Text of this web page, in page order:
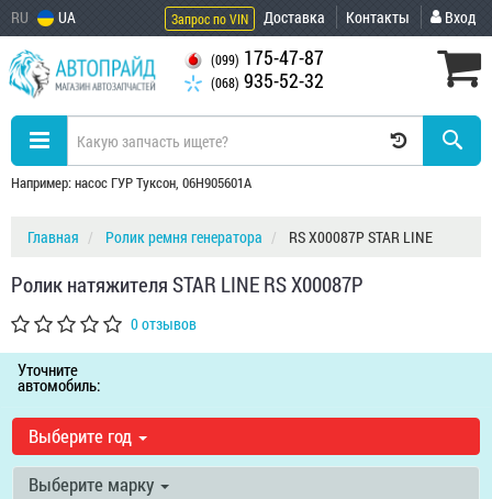
RU UA Запрос по VIN Доставка Контакты Вход
(099) 175-47-87
(068) 935-52-32
Например: насос ГУР Туксон, 06H905601A
Главная Ролик ремня генератора RS X00087P STAR LINE
Ролик натяжителя STAR LINE RS X00087P
0 отзывов
Уточните
автомобиль:
Выберите год
Выберите марку